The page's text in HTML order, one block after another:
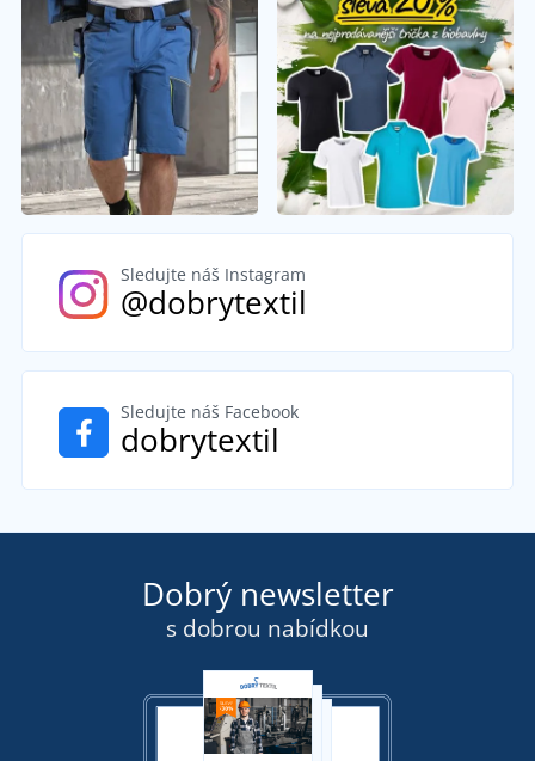
Sledujte náš Instagram
@dobrytextil
Sledujte náš Facebook
dobrytextil
Dobrý newsletter
s dobrou nabídkou